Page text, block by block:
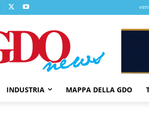
INDUSTRIA MAPPA DELLA GDO